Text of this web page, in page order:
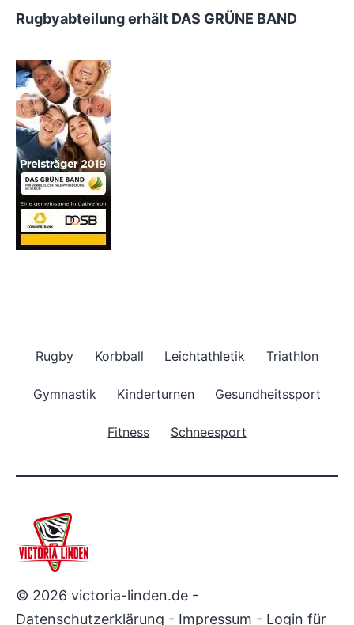
Rugbyabteilung erhält DAS GRÜNE BAND
Rugby Korbball Leichtathletik Triathlon
Gymnastik Kinderturnen Gesundheitssport
Fitness Schneesport
© 2026 victoria-linden.de -
Datenschutzerklärung - Impressum - Login für